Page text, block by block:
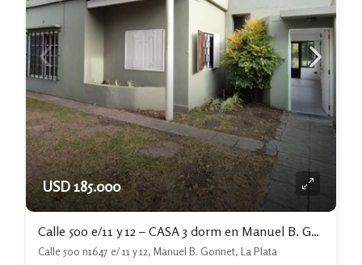
USD 185.000
Calle 500 e/11 y 12 – CASA 3 dorm en Manuel B. Gonnet
Calle 500 n1647 e/ 11 y 12, Manuel B. Gonnet, La Plata